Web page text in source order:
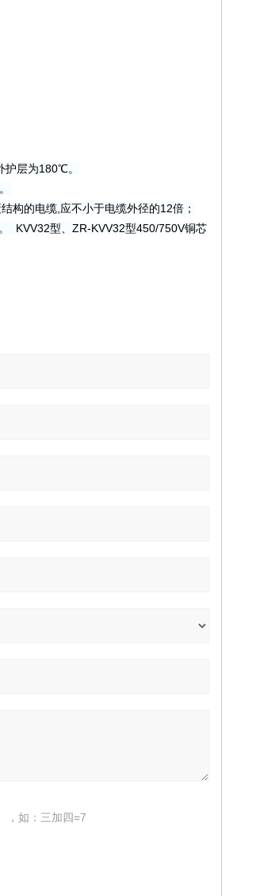
层为180℃。
构的电缆,应不小于电缆外径的12倍；
KVV32型、ZR-KVV32型450/750V铜芯
，如：三加四=7